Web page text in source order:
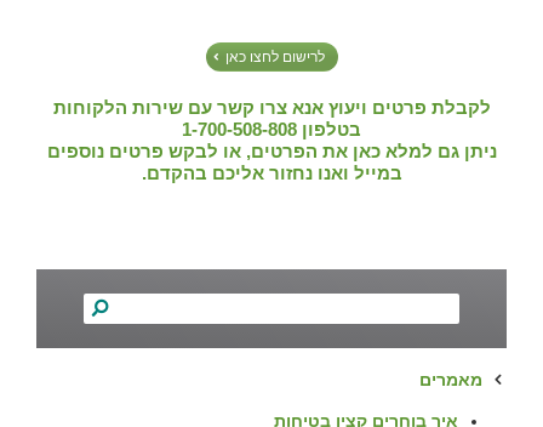
לרישום לחצו כאן
לקבלת פרטים ויעוץ אנא צרו קשר עם שירות הלקוחות
בטלפון 1-700-508-808
ניתן גם למלא כאן את הפרטים, או לבקש פרטים נוספים
במייל ואנו נחזור אליכם בהקדם.
מאמרים
איך בוחרים קצין בטיחות